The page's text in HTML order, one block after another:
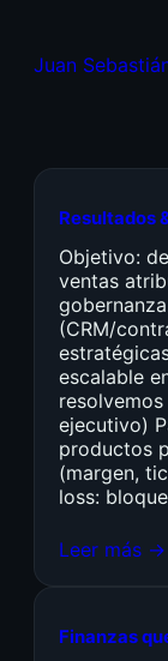
Juan
Resultados
Objetivo:
ventas
(CRM/
escalable
ejecutivo)
productos
(margen,
loss:
Leer más →
Finanzas